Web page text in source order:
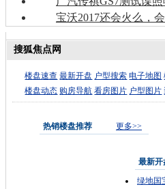
宝沃2017还会火么，
搜狐焦点网
楼盘速查 最新开盘 户型搜索 电子地图
楼盘动态 购房导航 看房图片 户型图片
热销楼盘推荐 更多>>
最新开
绿地国